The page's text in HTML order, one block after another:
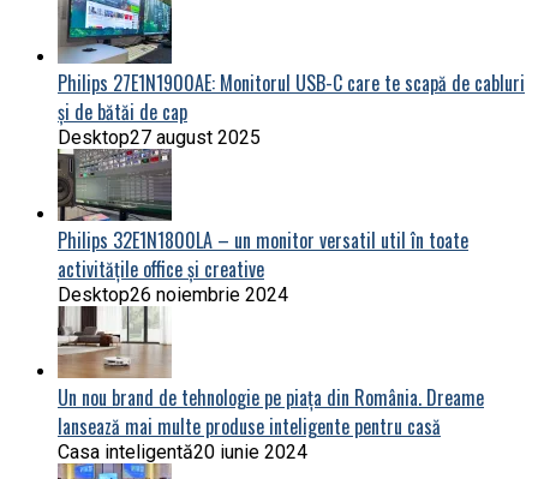
Philips 27E1N1900AE: Monitorul USB-C care te scapă de cabluri
și de bătăi de cap
Desktop27 august 2025
Philips 32E1N1800LA – un monitor versatil util în toate
activitățile office și creative
Desktop26 noiembrie 2024
Un nou brand de tehnologie pe piața din România. Dreame
lansează mai multe produse inteligente pentru casă
Casa inteligentă20 iunie 2024